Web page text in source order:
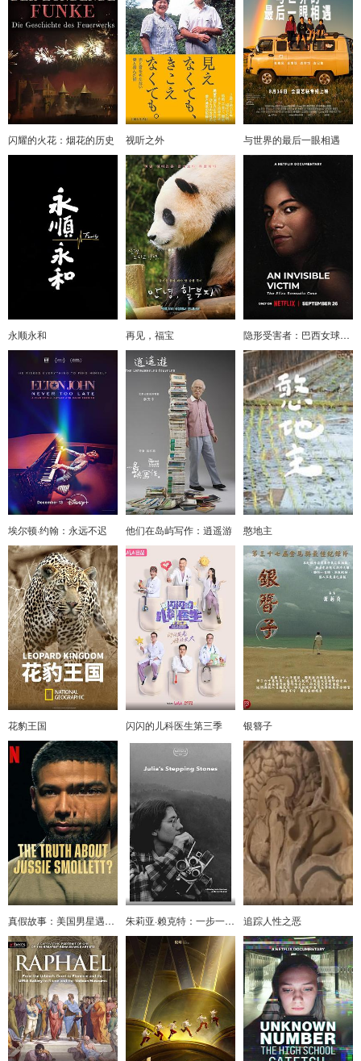
闪耀的火花：烟花的历史 视听之外 与世界的最后一眼相遇
永顺永和 再见，福宝 隐形受害者：巴西女球迷命案
埃尔顿·约翰：永远不迟 他们在岛屿写作：逍遥游 憨地主
花豹王国 闪闪的儿科医生第三季 银簪子
真假故事：美国男星遇袭奇案 朱莉亚·赖克特：一步一脚印 追踪人性之恶